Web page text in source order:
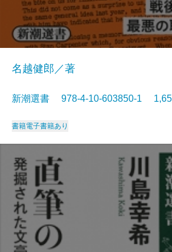
名越健郎／著
新潮選書 978-4-10-603850-1
書籍電子書籍あり